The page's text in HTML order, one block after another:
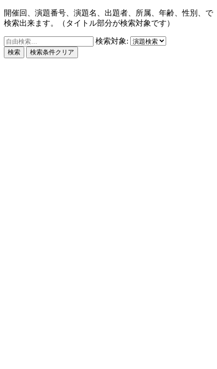
開催回、演題番号、演題名、出題者、所属、年齢、性別、で
検索出来ます。（タイトル部分が検索対象です）
検索対象:
検索条件クリア